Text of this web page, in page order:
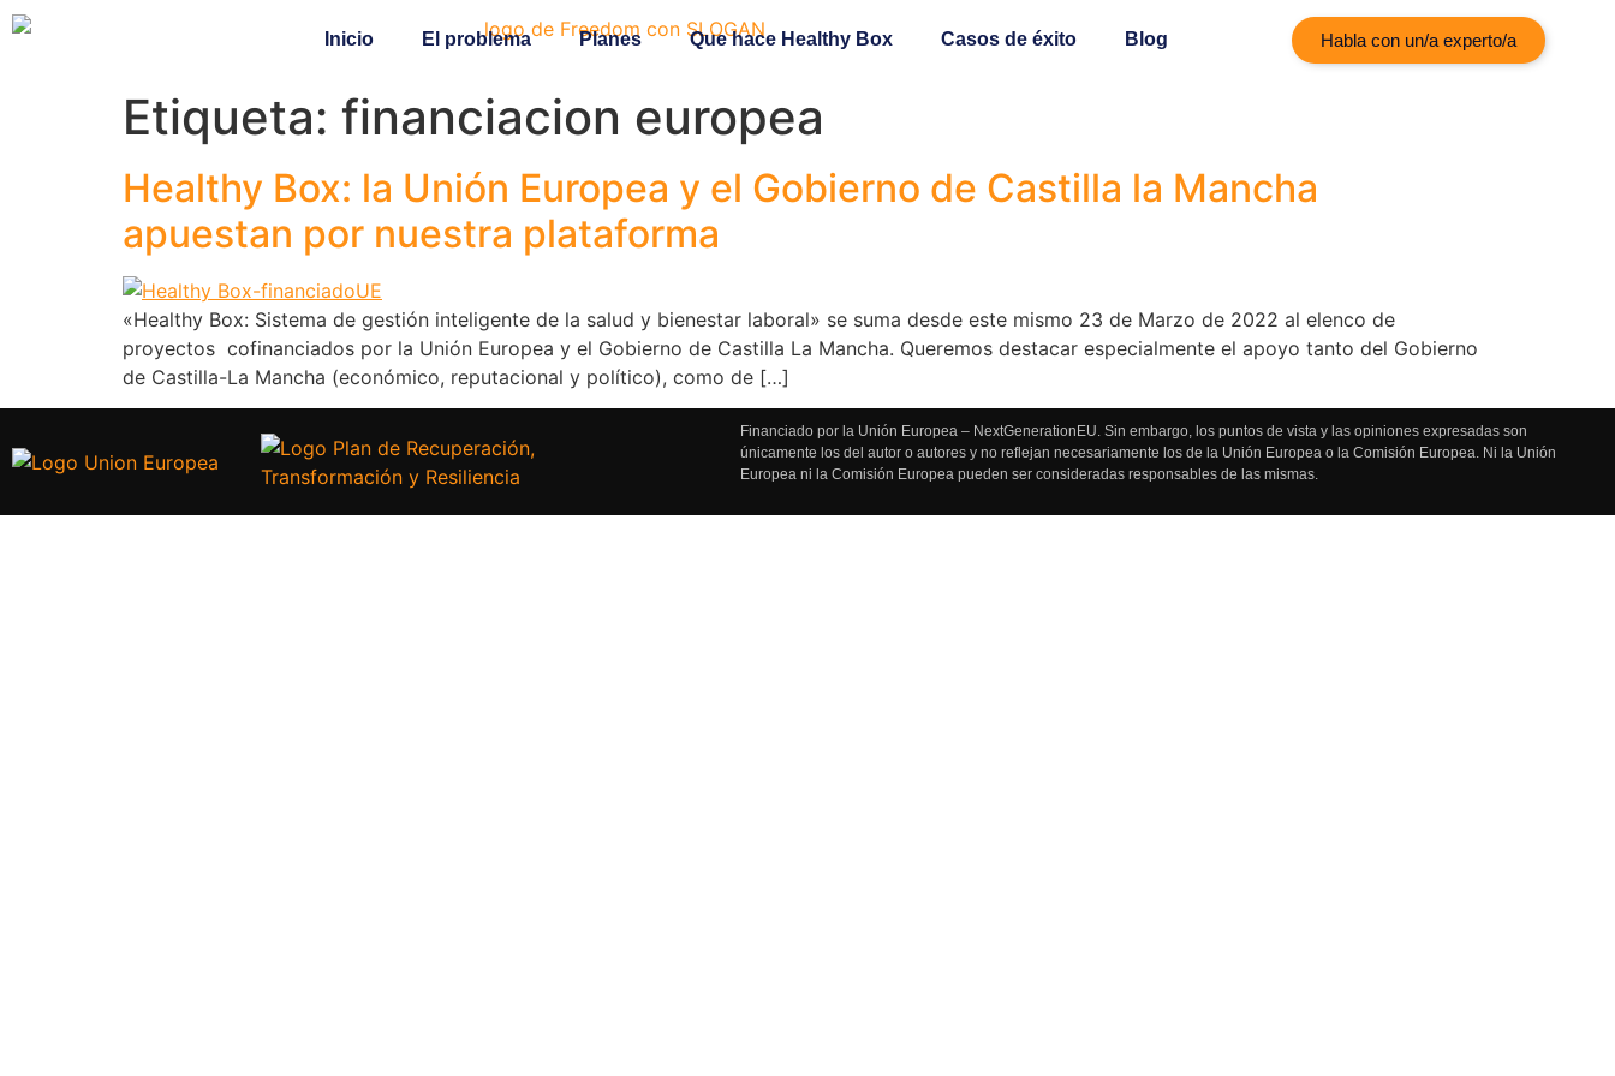
Inicio El problema Planes Que hace Healthy Box Casos de éxito Blog Habla con un/a experto/a
Etiqueta: financiacion europea
Healthy Box: la Unión Europea y el Gobierno de Castilla la Mancha
apuestan por nuestra plataforma
«Healthy Box: Sistema de gestión inteligente de la salud y bienestar laboral» se suma desde este mismo 23 de Marzo de 2022 al elenco de
proyectos cofinanciados por la Unión Europea y el Gobierno de Castilla La Mancha. Queremos destacar especialmente el apoyo tanto del Gobierno
de Castilla-La Mancha (económico, reputacional y político), como de […]
Financiado por la Unión Europea – NextGenerationEU. Sin embargo, los puntos de vista y las opiniones expresadas son
únicamente los del autor o autores y no reflejan necesariamente los de la Unión Europea o la Comisión Europea. Ni la Unión
Europea ni la Comisión Europea pueden ser consideradas responsables de las mismas.